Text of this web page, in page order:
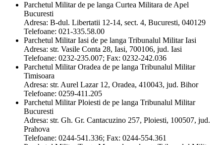
Parchetul Militar de pe langa Curtea Militara de Apel
Bucuresti
Adresa: B-dul. Libertatii 12-14, sect. 4, Bucuresti, 040129
Telefoane: 021-335.58.00
Parchetul Militar Iasi de pe langa Tribunalul Militar Iasi
Adresa: str. Vasile Conta 28, Iasi, 700106, jud. Iasi
Telefoane: 0232-235.007; Fax: 0232-242.036
Parchetul Militar Oradea de pe langa Tribunalul Militar
Timisoara
Adresa: str. Aurel Lazar 12, Oradea, 410043, jud. Bihor
Telefoane: 0259-411.205
Parchetul Militar Ploiesti de pe langa Tribunalul Militar
Bucuresti
Adresa: str. Gh. Gr. Cantacuzino 257, Ploiesti, 100507, jud.
Prahova
Telefoane: 0244-541.336; Fax: 0244-554.361